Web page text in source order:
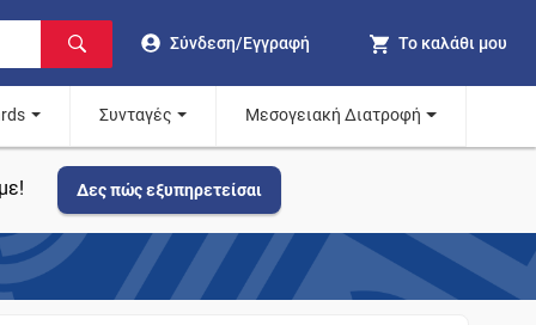
Σύνδεση/Εγγραφή Το καλάθι μου
Συνταγές Μεσογειακή Διατροφή
Δες πώς εξυπηρετείσαι